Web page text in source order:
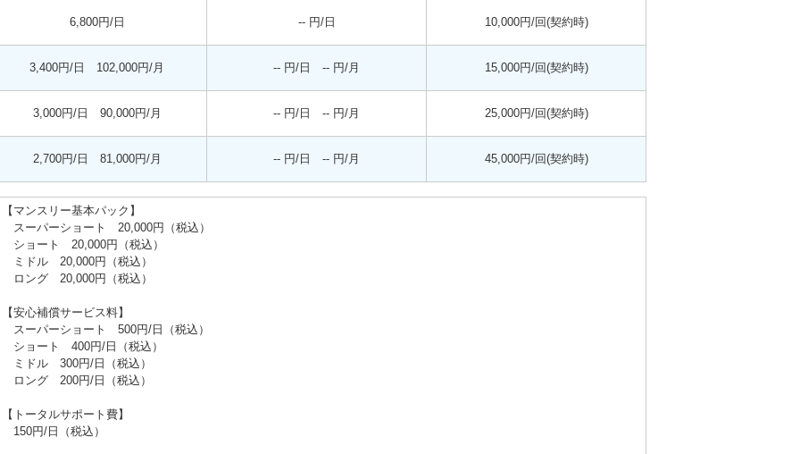
6,800円/日 -- 円/日 10,000円/回(契約時)
3,400円/日 102,000円/月 -- 円/日 -- 円/月 15,000円/回(契約時)
3,000円/日 90,000円/月 -- 円/日 -- 円/月 25,000円/回(契約時)
2,700円/日 81,000円/月 -- 円/日 -- 円/月 45,000円/回(契約時)
【マンスリー基本パック】
スーパーショート 20,000円（税込）
ショート 20,000円（税込）
ミドル 20,000円（税込）
ロング 20,000円（税込）
【安心補償サービス料】
スーパーショート 500円/日（税込）
ショート 400円/日（税込）
ミドル 300円/日（税込）
ロング 200円/日（税込）
【トータルサポート費】
150円/日（税込）